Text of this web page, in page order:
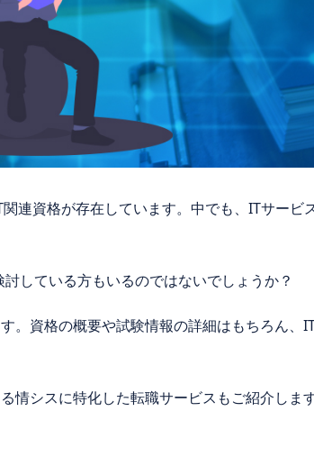
連資格が存在しています。中でも、ITサービ
している方もいるのではないでしょうか？
。資格の概要や試験情報の詳細はもちろん、
情シスに特化した転職サービスもご紹介しま